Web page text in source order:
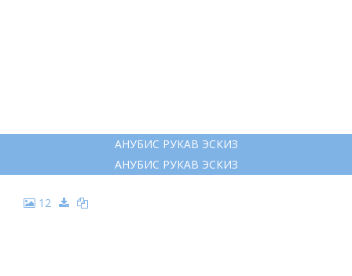
АНУБИС РУКАВ ЭСКИЗ
АНУБИС РУКАВ ЭСКИЗ
12